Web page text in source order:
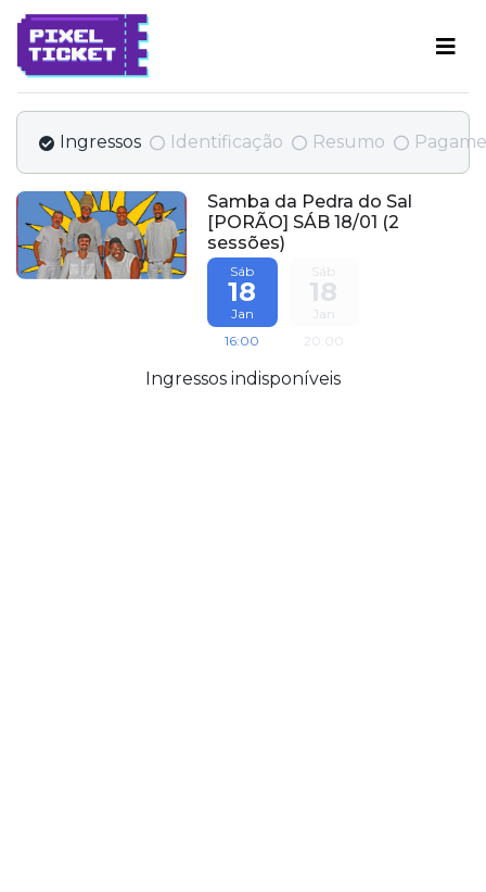
Ingressos Identificação Resumo
Samba da Pedra do Sal
[PORÃO] SÁB 18/01 (2
sessões)
Sáb
18
Jan
16:00
Sáb
18
Jan
20:00
Ingressos indisponíveis